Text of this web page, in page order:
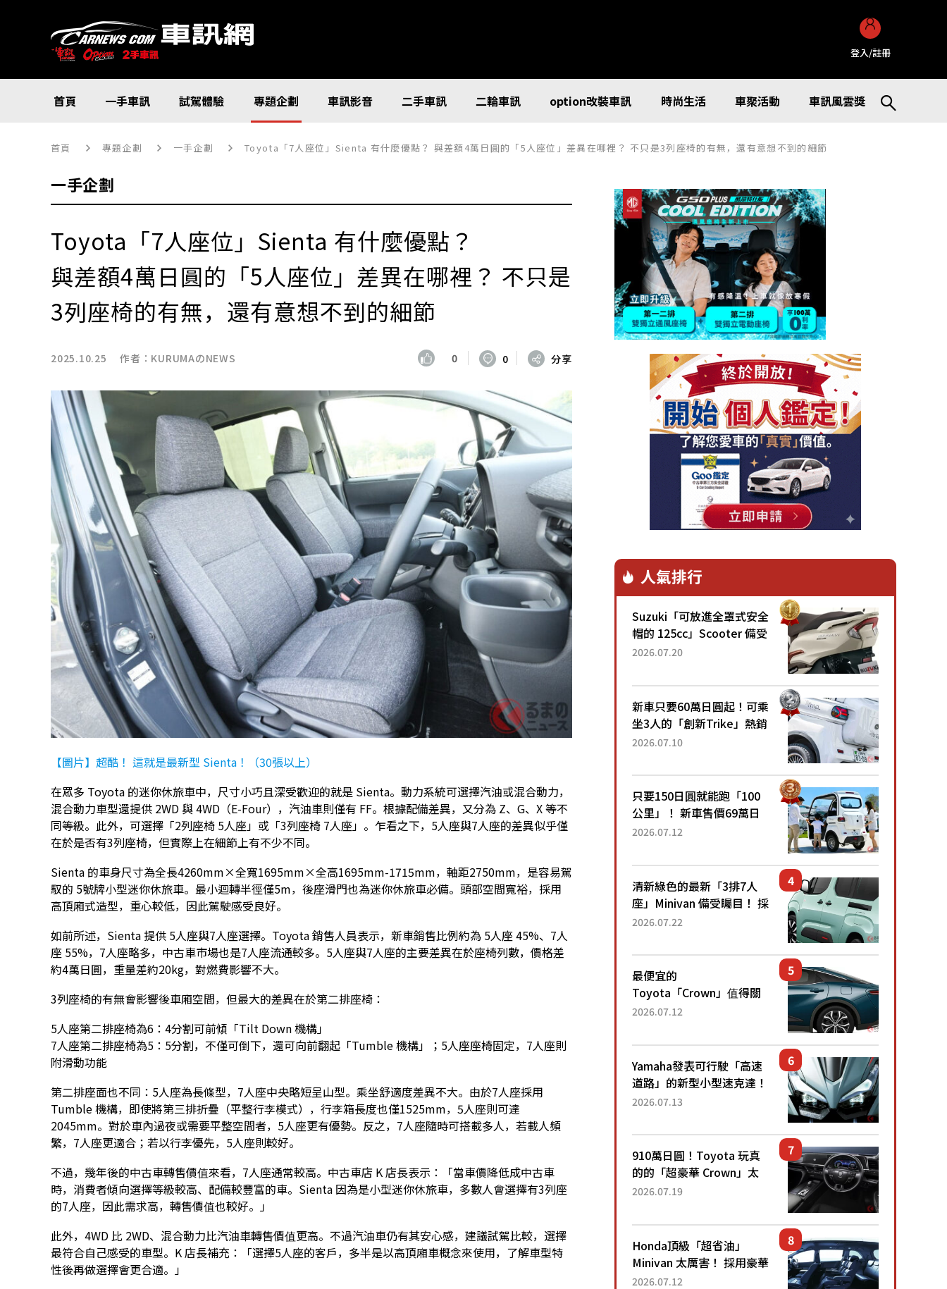
登入/註冊
首頁 一手車訊 試駕體驗 專題企劃 車訊影音 二手車訊 二輪車訊 option改裝車訊 時尚生活 車聚活動 車訊風雲獎
首頁 專題企劃 一手企劃 Toyota「7人座位」Sienta 有什麼優點？ 與差額4萬日圓的「5人座位」差異在哪裡？ 不只是3列座椅的有無，還有意想不到的細節
一手企劃
Toyota「7人座位」Sienta 有什麼優點？
與差額4萬日圓的「5人座位」差異在哪裡？ 不只是
3列座椅的有無，還有意想不到的細節
2025.10.25 作者： KURUMAのNEWS 0 0 分享
【圖片】超酷！ 這就是最新型 Sienta！（30張以上）
在眾多 Toyota 的迷你休旅車中，尺寸小巧且深受歡迎的就是 Sienta。動力系統可選擇汽油或混合動力，
混合動力車型還提供 2WD 與 4WD（E-Four），汽油車則僅有 FF。根據配備差異，又分為 Z、G、X 等不
同等級。此外，可選擇「2列座椅 5人座」或「3列座椅 7人座」。乍看之下，5人座與7人座的差異似乎僅
在於是否有3列座椅，但實際上在細節上有不少不同。
Sienta 的車身尺寸為全長4260mm×全寬1695mm×全高1695mm-1715mm，軸距2750mm，是容易駕
馭的 5號牌小型迷你休旅車。最小迴轉半徑僅5m，後座滑門也為迷你休旅車必備。頭部空間寬裕，採用
高頂廂式造型，重心較低，因此駕駛感受良好。
如前所述，Sienta 提供 5人座與7人座選擇。Toyota 銷售人員表示，新車銷售比例約為 5人座 45%、7人
座 55%，7人座略多，中古車市場也是7人座流通較多。5人座與7人座的主要差異在於座椅列數，價格差
約4萬日圓，重量差約20kg，對燃費影響不大。
3列座椅的有無會影響後車廂空間，但最大的差異在於第二排座椅：
5人座第二排座椅為6：4分割可前傾「Tilt Down 機構」
7人座第二排座椅為5：5分割，不僅可倒下，還可向前翻起「Tumble 機構」；5人座座椅固定，7人座則
附滑動功能
第二排座面也不同：5人座為長條型，7人座中央略短呈山型。乘坐舒適度差異不大。由於7人座採用
Tumble 機構，即使將第三排折疊（平整行李模式），行李箱長度也僅1525mm，5人座則可達
2045mm。對於車內過夜或需要平整空間者，5人座更有優勢。反之，7人座隨時可搭載多人，若載人頻
繁，7人座更適合；若以行李優先，5人座則較好。
不過，幾年後的中古車轉售價值來看，7人座通常較高。中古車店 K 店長表示：「當車價降低成中古車
時，消費者傾向選擇等級較高、配備較豐富的車。Sienta 因為是小型迷你休旅車，多數人會選擇有3列座
的7人座，因此需求高，轉售價值也較好。」
此外，4WD 比 2WD、混合動力比汽油車轉售價值更高。不過汽油車仍有其安心感，建議試駕比較，選擇
最符合自己感受的車型。K 店長補充：「選擇5人座的客戶，多半是以高頂廂車概念來使用，了解車型特
性後再做選擇會更合適。」
人氣排行
Suzuki「可放進全罩式安全
帽的 125cc」Scooter 備受
矚目！採用全新流線設計與
已陸續開始出口的新款
「B...
2026.07.20
新車只要60萬日圓起！可乘
坐3人的「創新Trike」熱銷
大賣成為人氣車款！「養車
日圓就能跑100公里」「小
朋友坐得...
2026.07.10
只要150日圓就能跑「100
公里」！ 新車售價69萬日
圓的「3人座」Trike大受歡
為何能迅速熱賣？
2026.07.12
清新綠色的最新「3排7人
座」Minivan 備受矚目！ 採
用全長4.7公尺剛剛好的車
還推出467萬元日圓起的5
人座版...
2026.07.22
最便宜的
Toyota「Crown」值得關
注！ 搭載4WD、每公升
眼！ 配備豐富、超越售價
水準，堪稱高CP值代表的
「...
2026.07.12
Yamaha發表可行駛「高速
道路」的新型小型速克達！
搭載能享受超強勁「渦輪
高階「Super Sport」車款
相同的...
2026.07.13
910萬日圓！Toyota 玩真
的的「超豪華 Crown」太
厲害了！採用由「匠人技
運動化「底盤設定」！還配
備專屬豪華...
2026.07.19
Honda頂級「超省油」
Minivan 太厲害！ 採用豪華
「真皮座椅」與專屬「黑色
2026.07.12